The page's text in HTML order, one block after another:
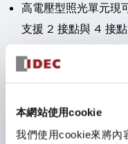
本網站使用cookie
我們使用cookie來將內
高電壓型照光單元現
支援 2 接點與 4 接點
接點部採用自清潔滾
鈕開關為 IP40）。
雙按鈕開關，可將兩